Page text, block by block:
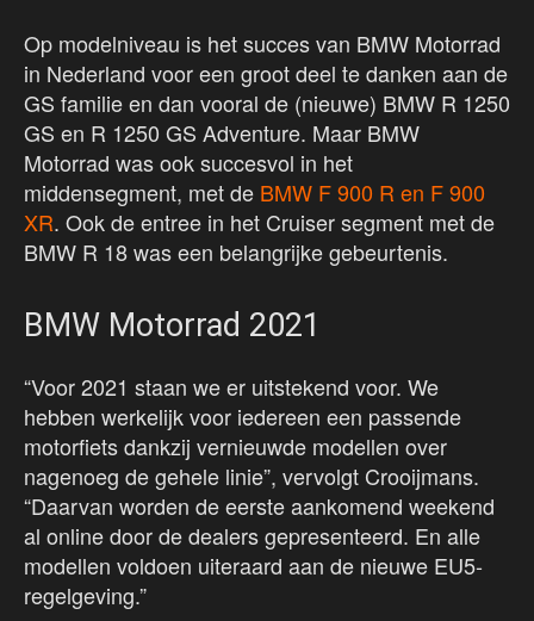
Op modelniveau is het succes van BMW Motorrad
in Nederland voor een groot deel te danken aan de
GS familie en dan vooral de (nieuwe) BMW R 1250
GS en R 1250 GS Adventure. Maar BMW
Motorrad was ook succesvol in het
middensegment, met de BMW F 900 R en F 900
XR. Ook de entree in het Cruiser segment met de
BMW R 18 was een belangrijke gebeurtenis.
BMW Motorrad 2021
“Voor 2021 staan we er uitstekend voor. We
hebben werkelijk voor iedereen een passende
motorfiets dankzij vernieuwde modellen over
nagenoeg de gehele linie”, vervolgt Crooijmans.
“Daarvan worden de eerste aankomend weekend
al online door de dealers gepresenteerd. En alle
modellen voldoen uiteraard aan de nieuwe EU5-
regelgeving.”